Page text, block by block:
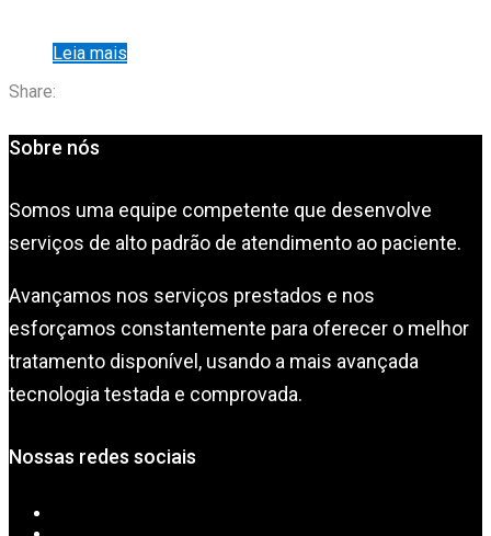
Leia mais
Share:
Sobre nós
Somos uma equipe competente que desenvolve
serviços de alto padrão de atendimento ao paciente.
Avançamos nos serviços prestados e nos
esforçamos constantemente para oferecer o melhor
tratamento disponível, usando a mais avançada
tecnologia testada e comprovada.
Nossas redes sociais